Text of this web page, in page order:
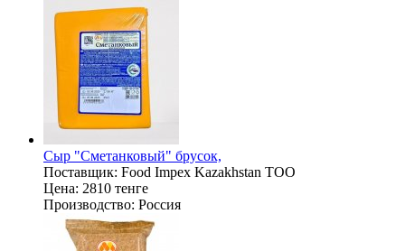
Сыр "Сметанковый" брусок,
Поставщик: Food Impex Kazakhstan TOO
Цена: 2810 тенге
Производство: Россия